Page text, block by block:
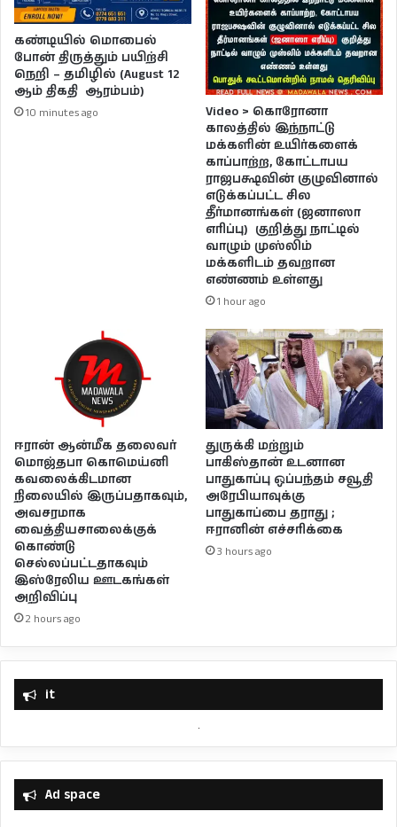
கண்டியில் மொபைல்
போன் திருத்தும் பயிற்சி
நெறி – தமிழில் (August 12
ஆம் திகதி ஆரம்பம்)
10 minutes ago
Video > கொரோனா
காலத்தில் இந்நாட்டு
மக்களின் உயிர்களைக்
காப்பாற்ற, கோட்டாபய
ராஜபக்ஷவின் குழுவினால்
எடுக்கப்பட்ட சில
தீர்மானங்கள் (ஜனாஸா
எரிப்பு) குறித்து நாட்டில்
வாழும் முஸ்லிம்
மக்களிடம் தவறான
எண்ணம் உள்ளது
1 hour ago
ஈரான் ஆன்மீக தலைவர்
மொஜ்தபா கொமெய்னி
கவலைக்கிடமான
நிலையில் இருப்பதாகவும்,
அவசரமாக
வைத்தியசாலைக்குக்
கொண்டு
செல்லப்பட்டதாகவும்
இஸ்ரேலிய ஊடகங்கள்
அறிவிப்பு
2 hours ago
துருக்கி மற்றும்
பாகிஸ்தான் உடனான
பாதுகாப்பு ஒப்பந்தம் சவூதி
அரேபியாவுக்கு
பாதுகாப்பை தராது ;
ஈரானின் எச்சரிக்கை
3 hours ago
it
Ad space